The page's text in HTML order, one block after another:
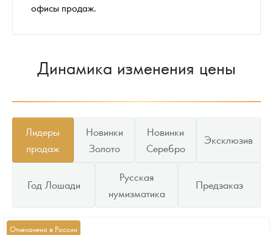
офисы продаж.
Динамика изменения цены
Лидеры
продаж
Новинки
Золото
Новинки
Серебро
Эксклюзив
Год Лошади
Русская
нумизматика
Предзаказ
Отчеканено в России